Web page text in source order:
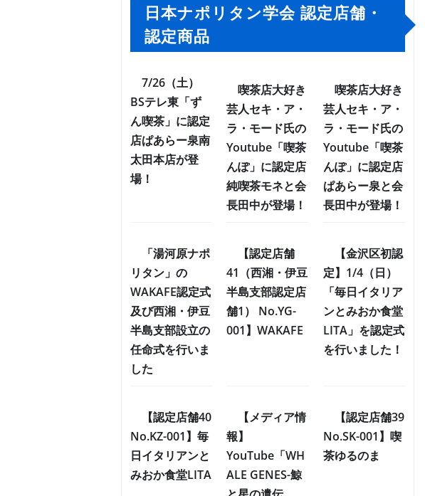
日本ナポリタン学会 認定店舗・
認定商品
7/26（土）
BSテレ東「ず
ん喫茶」に認定
店ぱあらー泉南
太田本店が登
場！
喫茶店大好き
芸人セキ・ア・
ラ・モード氏の
Youtube「喫茶
んぽ」に認定店
純喫茶モネと会
長田中が登場！
喫茶店大好き
芸人セキ・ア・
ラ・モード氏の
Youtube「喫茶
んぽ」に認定店
ぱあらー泉と会
長田中が登場！
「湯河原ナポ
リタン」の
WAKAFE認定式
及び西湘・伊豆
半島支部設立の
任命式を行いま
した
【認定店舗
41（西湘・伊豆
半島支部認定店
舗1） No.YG-
001】WAKAFE
【金沢区初認
定】1/4（日）
「毎日イタリア
ンとみおか食堂
LITA」を認定式
を行いました！
【認定店舗40
No.KZ-001】毎
日イタリアンと
みおか食堂LITA
【メディア情
報】
YouTube「WH
ALE GENES-鯨
【認定店舗39
No.SK-001】喫
茶ゆるのま